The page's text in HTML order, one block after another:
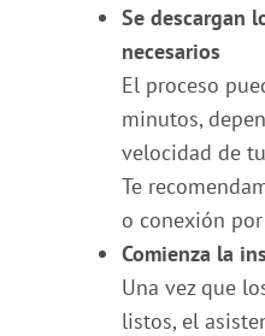
Se descargan
necesarios
El proceso
minutos,
velocidad de
Te
o conexión
Comienza la
Una vez que
listos, el